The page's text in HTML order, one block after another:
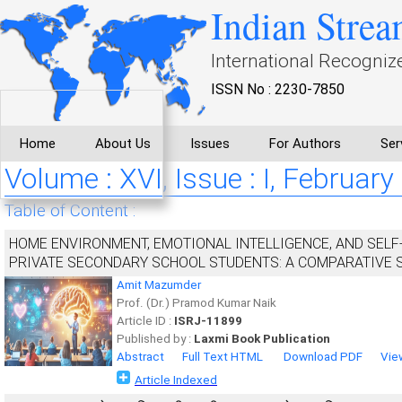
Indian
International
ISSN No : 2230-7850
Home About Us Issues For Authors
Volume : XVI, Issue : I,
Table of Content :
HOME ENVIRONMENT, EMOTIONAL INTELLIGENCE, AND
PRIVATE SECONDARY SCHOOL STUDENTS: A COMPARATIVE
Amit Mazumder
Prof. (Dr.) Pramod Kumar Naik
Article ID : ISRJ-11899
Published by : Laxmi Book Publication
Abstract
Full Text HTML Download PDF
Article Indexed